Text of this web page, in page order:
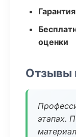
оценки
Отзывы
этапах.